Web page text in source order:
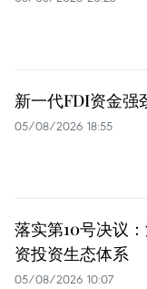
新一代FDI资金强
05/08/2026 18:55
落实第10号决议
资投资生态体系
05/08/2026 10:07